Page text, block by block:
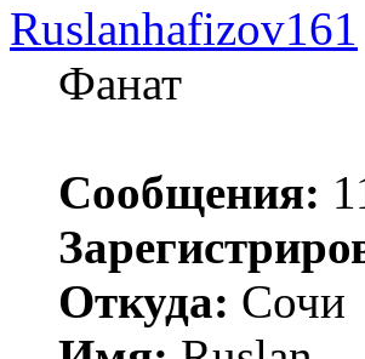
Ruslanhafizov161
Фанат
Сообщения:
Откуда: Сочи